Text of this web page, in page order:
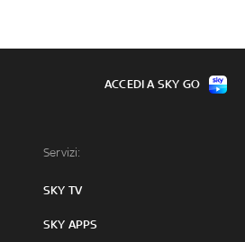
Servizi:
SKY TV
SKY APPS
ACCEDI A SKY GO